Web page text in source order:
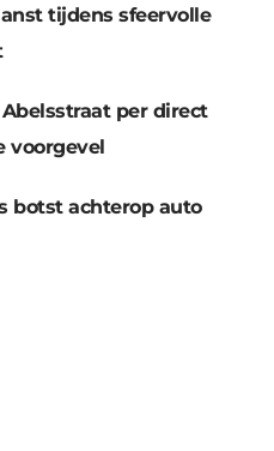
tijdens sfeervolle
per direct
voorgevel
botst achterop auto